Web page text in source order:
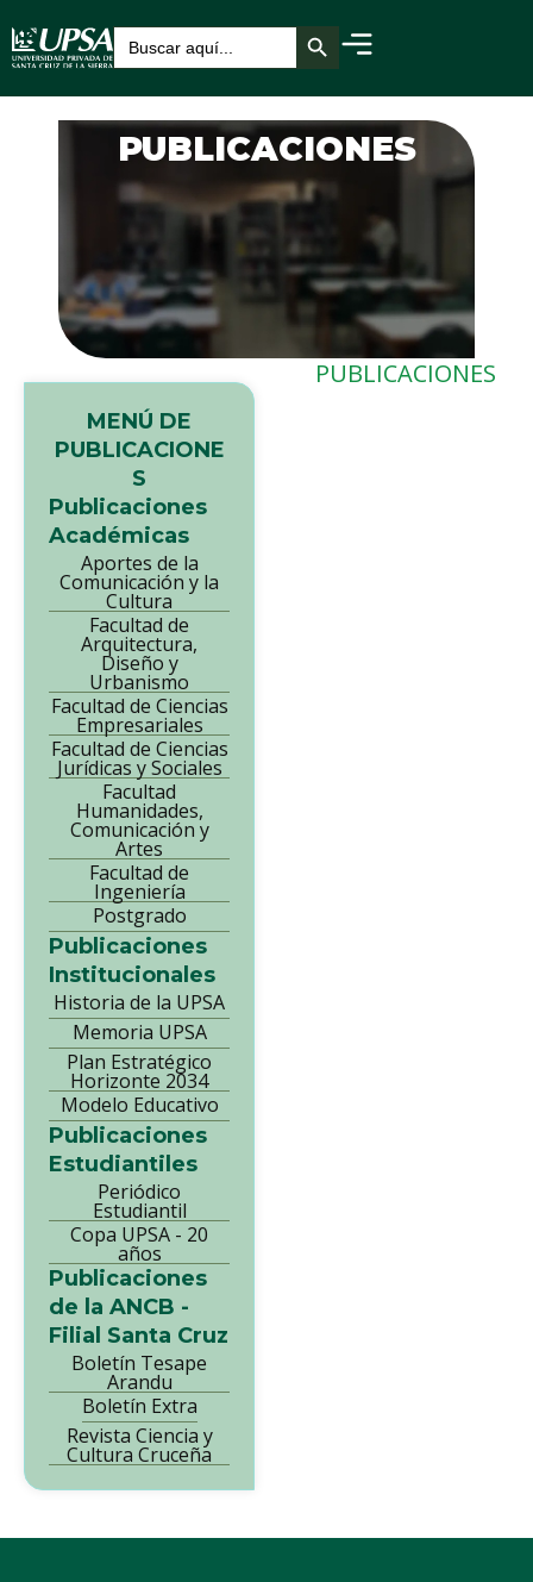
Buscar: Botón de búsqueda
PUBLICACIONES
MENÚ DE
PUBLICACIONE
S
Publicaciones
Académicas
Aportes de la
Comunicación y la
Cultura
Facultad de
Arquitectura,
Diseño y
Urbanismo
Facultad de Ciencias
Empresariales
Facultad de Ciencias
Jurídicas y Sociales
Facultad
Humanidades,
Comunicación y
Artes
Facultad de
Ingeniería
Postgrado
Publicaciones
Institucionales
Historia de la UPSA
Memoria UPSA
Plan Estratégico
Horizonte 2034
Modelo Educativo
Publicaciones
Estudiantiles
Periódico
Estudiantil
Copa UPSA - 20
años
Publicaciones
de la ANCB -
Filial Santa Cruz
Boletín Tesape
Arandu
Boletín Extra
Revista Ciencia y
Cultura Cruceña
PUBLICACIONES